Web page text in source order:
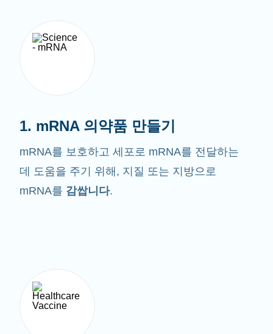
1. mRNA 의약품 만들기
mRNA를 보호하고 세포로 mRNA를 전달하는
데 도움을 주기 위해, 지질 또는 지방으로
mRNA를 감쌉니다.